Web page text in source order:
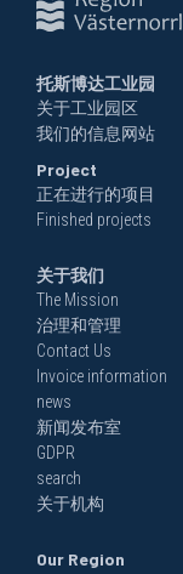
托斯博达工业园
关于工业园区
我们的信息网站
Project
正在进行的项目
Finished projects
关于我们
The Mission
治理和管理
Contact Us
Invoice information
news
新闻发布室
GDPR
search
关于机构
Our Region